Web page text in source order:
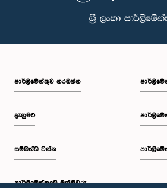
පාර්ලි‌මේන්තුව නරඹන්න
දැනුමට
සම්බන්ධ වන්න
පාර්ලි‌මේන්තුවේ මන්ත්‍රීවරු